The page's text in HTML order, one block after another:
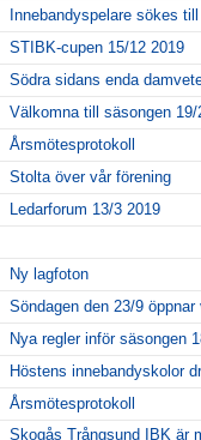
Innebandyspelare sökes
STIBK-cupen 15/12 2019
Södra sidans enda
Välkomna till säsongen 19/
Årsmötesprotokoll
Stolta över vår förening
Ledarforum 13/3 2019
Ny lagfoton
Söndagen den 23/9
Nya regler inför säsongen
Höstens innebandyskolor
Årsmötesprotokoll
Skogås Trångsund IBK är